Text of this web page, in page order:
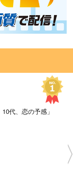
10代、恋の予感」